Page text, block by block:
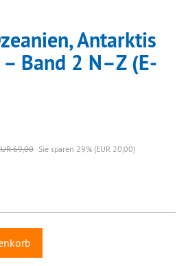
Antarktis
Band 2 N–Z (E-
69,00 Sie sparen 29% (EUR 20,00)